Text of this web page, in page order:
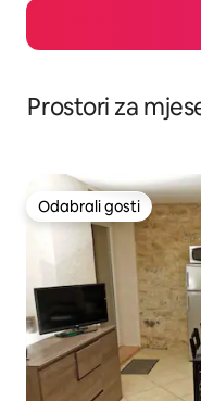
Prostori za
Odabrali gosti
Odabrali gosti